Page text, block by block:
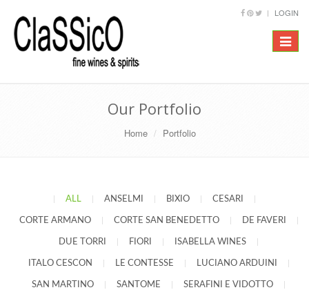
LOGIN
Toggle
Our Portfolio
Home Portfolio
ALL ANSELMI BIXIO CESARI
CORTE ARMANO CORTE SAN BENEDETTO DE FAVERI
DUE TORRI FIORI ISABELLA WINES
ITALO CESCON LE CONTESSE LUCIANO ARDUINI
SAN MARTINO SANTOME SERAFINI E VIDOTTO